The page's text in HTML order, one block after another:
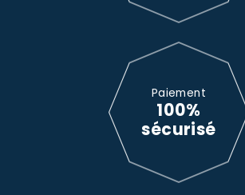
Paiement
100%
sécurisé